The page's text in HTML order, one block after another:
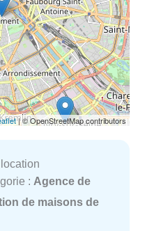
| © OpenStreetMap contributors
: Agence de
de maisons de